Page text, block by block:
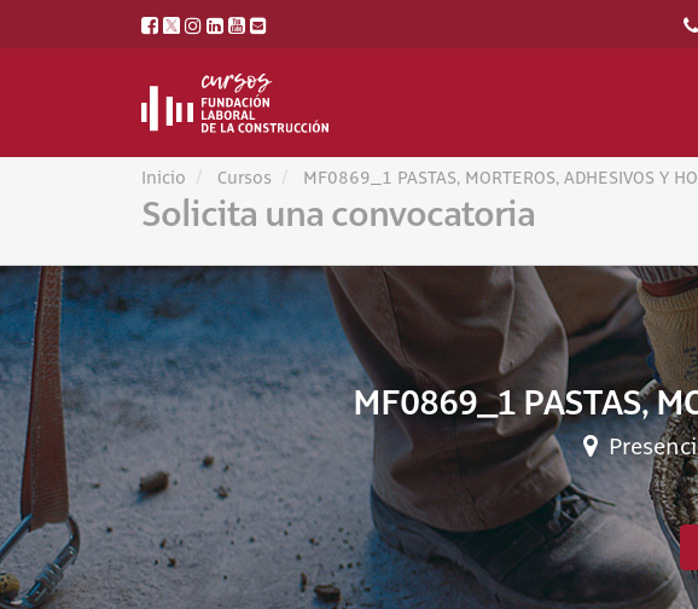
Inicio Cursos MF0869_1 PASTAS, MORTEROS, ADHESIVOS Y
Solicita una convocatoria
MF0869_1 PASTAS,